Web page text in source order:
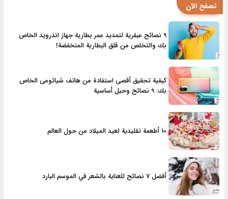
تصفح الآن
9 نصائح عبقرية لتمديد عمر بطارية جهاز اندروید الخاص
بك والتخلص من قلق البطارية المنخفضة!
كيفية تحقيق أقصى استفادة من هاتف شیائومی الخاص
بك: 9 نصائح وحيل أساسية
10 أطعمة تقليدية لعيد الميلاد من حول العالم
أفضل 7 نصائح للعناية بالشعر في الموسم البارد